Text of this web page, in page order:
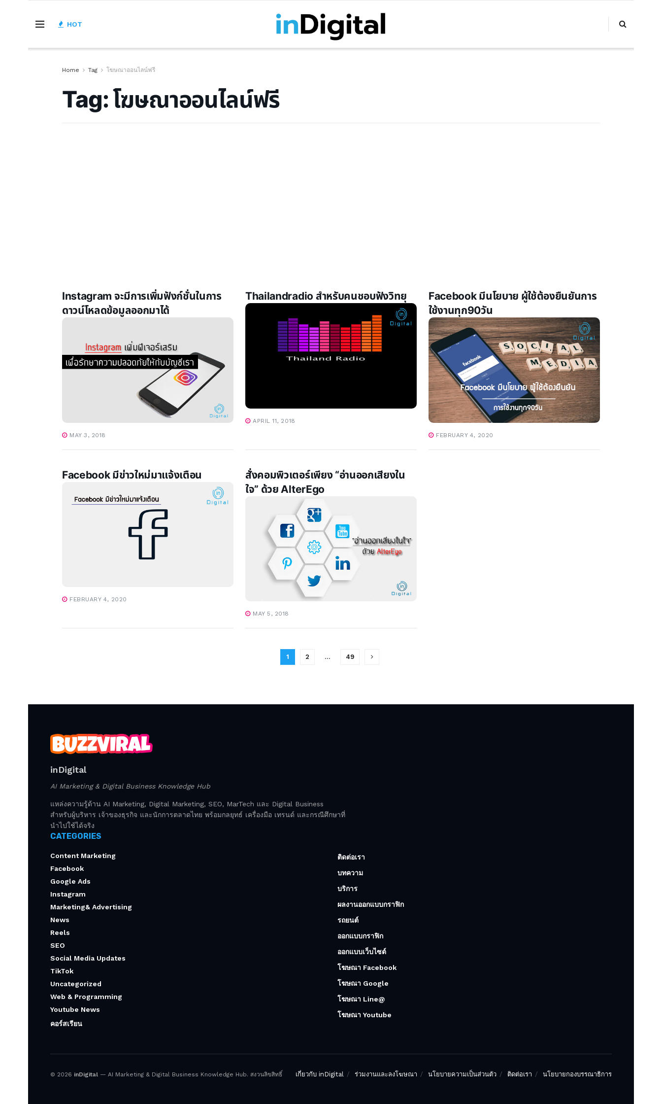
HOT
Home Tag โฆษณาออนไลน์ฟรี
Tag:โฆษณาออนไลน์ฟรี
Instagram จะมีการเพิ่มฟังก์ชั่นในการ
ดาวน์โหลดข้อมูลออกมาได้
MAY 3, 2018
Thailandradio สำหรับคนชอบฟังวิทยุ
APRIL 11, 2018
Facebook มีนโยบาย ผู้ใช้ต้องยืนยันการ
ใช้งานทุก90วัน
FEBRUARY 4, 2020
Facebook มีข่าวใหม่มาแจ้งเตือน
FEBRUARY 4, 2020
สั่งคอมพิวเตอร์เพียง “อ่านออกเสียงใน
ใจ” ด้วย AlterEgo
MAY 5, 2018
1 2 … 49
inDigital
AI Marketing & Digital Business Knowledge Hub
แหล่งความรู้ด้าน AI Marketing, Digital Marketing, SEO, MarTech และ Digital Business
สำหรับผู้บริหาร เจ้าของธุรกิจ และนักการตลาดไทย พร้อมกลยุทธ์ เครื่องมือ เทรนด์ และกรณีศึกษาที่
นำไปใช้ได้จริง
CATEGORIES
Content Marketing
Facebook
Google Ads
Instagram
Marketing& Advertising
News
Reels
SEO
Social Media Updates
TikTok
Uncategorized
Web & Programming
Youtube News
คอร์สเรียน
ติดต่อเรา
บทความ
บริการ
ผลงานออกแบบกราฟิก
รถยนต์
ออกแบบกราฟิก
ออกแบบเว็บไซต์
โฆษณา Facebook
โฆษณา Google
โฆษณา Line@
โฆษณา Youtube
เกี่ยวกับ inDigital ร่วมงานและลงโฆษณา นโยบายความเป็นส่วนตัว ติดต่อเรา นโยบายกองบรรณาธิการ
© 2026 inDigital — AI Marketing & Digital Business Knowledge Hub. สงวนลิขสิทธิ์